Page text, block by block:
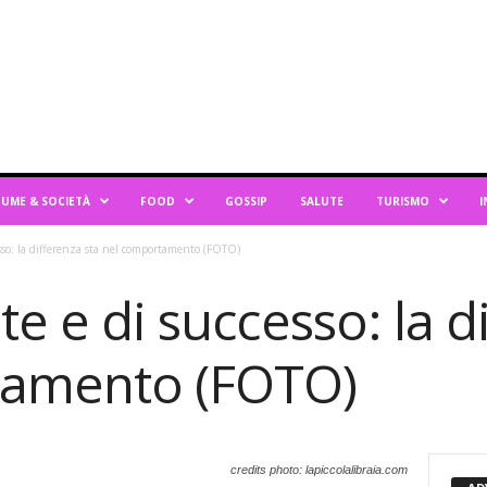
& SOCIETÀ FOOD GOSSIP SALUTE TURISMO
la differenza sta nel comportamento (FOTO)
e di successo: la
(FOTO)
credits photo: lapiccolalibraia.com